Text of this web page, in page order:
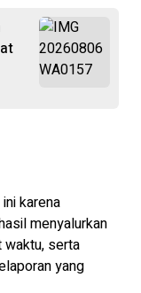
karena
menyalurkan
waktu, serta
yang